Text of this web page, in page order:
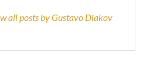
all posts by Gustavo Diakov